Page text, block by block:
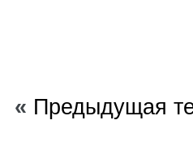
« Предыдущая